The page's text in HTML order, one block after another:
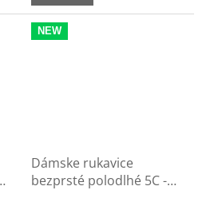
NEW
Dámske rukavice
bezprsté polodlhé 5C -